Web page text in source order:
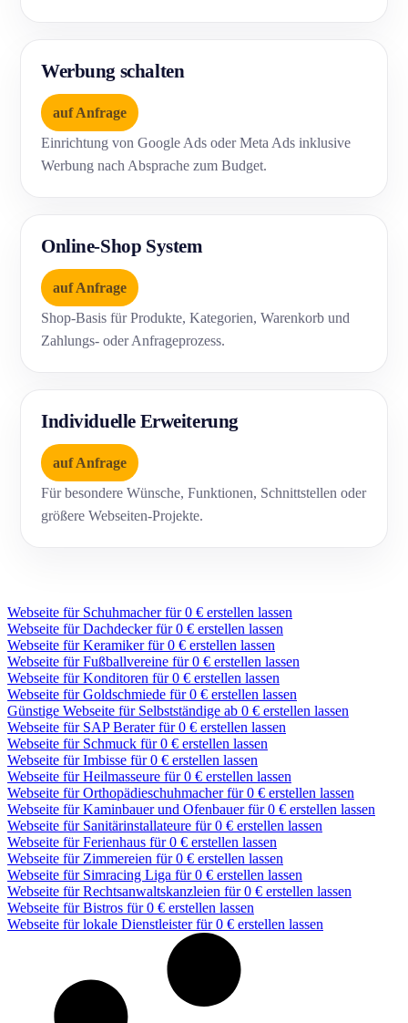
Werbung schalten
auf Anfrage
Einrichtung von Google Ads oder Meta Ads inklusive
Werbung nach Absprache zum Budget.
Online-Shop System
auf Anfrage
Shop-Basis für Produkte, Kategorien, Warenkorb und
Zahlungs- oder Anfrageprozess.
Individuelle Erweiterung
auf Anfrage
Für besondere Wünsche, Funktionen, Schnittstellen oder
größere Webseiten-Projekte.
Webseite für Schuhmacher für 0 € erstellen lassen
Webseite für Dachdecker für 0 € erstellen lassen
Webseite für Keramiker für 0 € erstellen lassen
Webseite für Fußballvereine für 0 € erstellen lassen
Webseite für Konditoren für 0 € erstellen lassen
Webseite für Goldschmiede für 0 € erstellen lassen
Günstige Webseite für Selbstständige ab 0 € erstellen lassen
Webseite für SAP Berater für 0 € erstellen lassen
Webseite für Schmuck für 0 € erstellen lassen
Webseite für Imbisse für 0 € erstellen lassen
Webseite für Heilmasseure für 0 € erstellen lassen
Webseite für Orthopädieschuhmacher für 0 € erstellen lassen
Webseite für Kaminbauer und Ofenbauer für 0 € erstellen lassen
Webseite für Sanitärinstallateure für 0 € erstellen lassen
Webseite für Ferienhaus für 0 € erstellen lassen
Webseite für Zimmereien für 0 € erstellen lassen
Webseite für Simracing Liga für 0 € erstellen lassen
Webseite für Rechtsanwaltskanzleien für 0 € erstellen lassen
Webseite für Bistros für 0 € erstellen lassen
Webseite für lokale Dienstleister für 0 € erstellen lassen